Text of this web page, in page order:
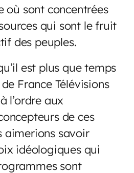
où sont concentrées
qui sont le fruit
des peuples.
est plus que temps
France Télévisions
l’ordre aux
de ces
aimerions savoir
idéologiques qui
sont